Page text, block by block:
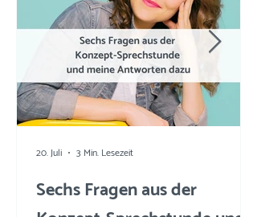
Sechs Fragen aus der
20. Juli 3 Min. Lesezeit